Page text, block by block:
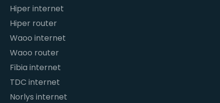
Hiper internet
Hiper router
Waoo internet
Waoo router
Fibia internet
TDC internet
Norlys internet